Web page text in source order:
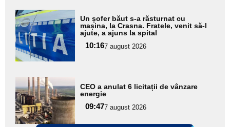
Adaugă
aici textul
pentru
subtitlu
Un șofer băut s-a răsturnat cu
mașina, la Crasna. Fratele, venit să-l
ajute, a ajuns la spital
10:167 august 2026
Adaugă
aici textul
pentru
subtitlu
CEO a anulat 6 licitații de vânzare
energie
09:477 august 2026